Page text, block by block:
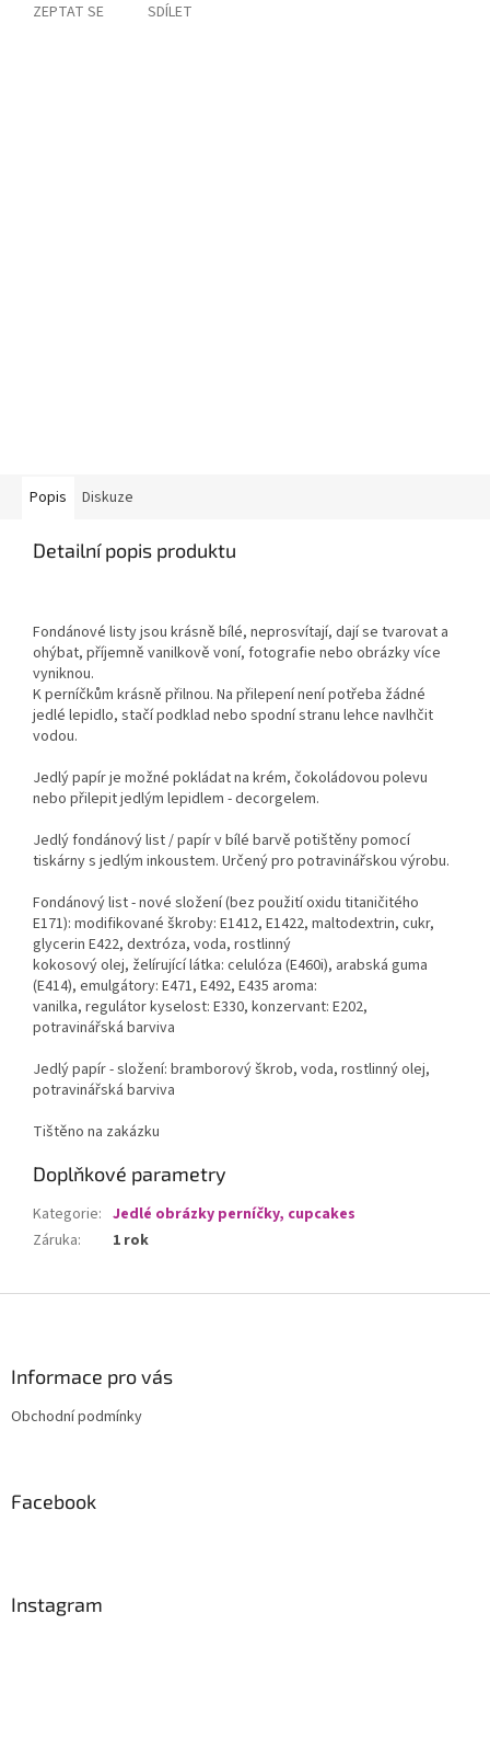
ZEPTAT SE SDÍLET
Popis Diskuze
Detailní popis produktu
Fondánové listy jsou krásně bílé, neprosvítají, dají se tvarovat a
ohýbat, příjemně vanilkově voní, fotografie nebo obrázky více
vyniknou.
K perníčkům krásně přilnou. Na přilepení není potřeba žádné
jedlé lepidlo, stačí podklad nebo spodní stranu lehce navlhčit
vodou.
Jedlý papír je možné pokládat na krém, čokoládovou polevu
nebo přilepit jedlým lepidlem - decorgelem.
Jedlý fondánový list / papír v bílé barvě potištěny pomocí
tiskárny s jedlým inkoustem. Určený pro potravinářskou výrobu.
Fondánový list - nové složení (bez použití oxidu titaničitého
E171): modifikované škroby: E1412, E1422, maltodextrin, cukr,
glycerin E422, dextróza, voda, rostlinný
kokosový olej, želírující látka: celulóza (E460i), arabská guma
(E414), emulgátory: E471, E492, E435 aroma:
vanilka, regulátor kyselost: E330, konzervant: E202,
potravinářská barviva
Jedlý papír - složení: bramborový škrob, voda, rostlinný olej,
potravinářská barviva
Tištěno na zakázku
Doplňkové parametry
Kategorie: Jedlé obrázky perníčky, cupcakes
Záruka: 1 rok
Informace pro vás
Obchodní podmínky
Facebook
Instagram